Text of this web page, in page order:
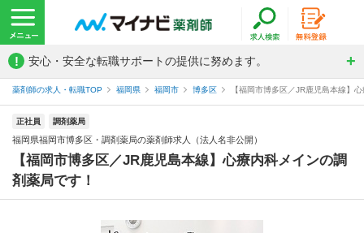
! 安心・安全な転職サポートの提供に努めます。
薬剤師の求人・転職TOP 福岡県 福岡市 博多区 【福岡市博多区／JR鹿児島本線】
正社員 調剤薬局
福岡県福岡市博多区・調剤薬局の薬剤師求人（法人名非公開）
【福岡市博多区／JR鹿児島本線】心療内科メインの調
剤薬局です！